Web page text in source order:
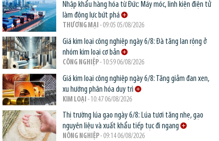
Nhập khẩu hàng hóa từ Đức: Máy móc, linh kiện điện tử
làm động lực bứt phá
THƯƠNG MẠI - 09:05 05/08/2026
Giá kim loại công nghiệp ngày 6/8: Đà tăng lan rộng ở
nhóm kim loại cơ bản
CÔNG NGHIỆP- 10:59 06/08/2026
Giá kim loại công nghiệp ngày 6/8: Tăng giảm đan xen,
xu hướng phân hóa duy trì
KIM LOẠI - 10:47 06/08/2026
Thị trường lúa gạo ngày 6/8: Lúa tươi tăng nhẹ, gạo
nguyên liệu và xuất khẩu tiếp tục đi ngang
NÔNG NGHIỆP- 09:14 06/08/2026